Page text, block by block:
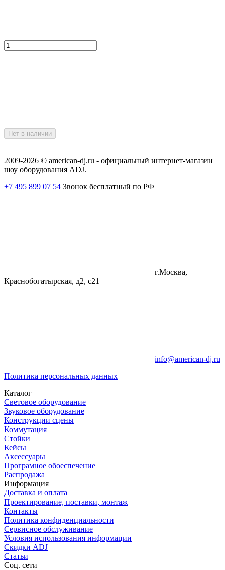
Нет в наличии
2009-2026 © american-dj.ru - официальный интернет-магазин
шоу оборудования ADJ.
+7 495 899 07 54 Звонок бесплатный по РФ
г.Москва,
Краснобогатырская, д2, с21
info@american-dj.ru
Политика персональных данных
Каталог
Световое оборудование
Звуковое оборудование
Конструкции сцены
Коммутация
Стойки
Кейсы
Аксессуары
Програмное обоеспечение
Распродажа
Информация
Доставка и оплата
Проектирование, поставки, монтаж
Контакты
Политика конфиденциальности
Сервисное обслуживание
Условия использования информации
Скидки ADJ
Статьи
Соц. сети